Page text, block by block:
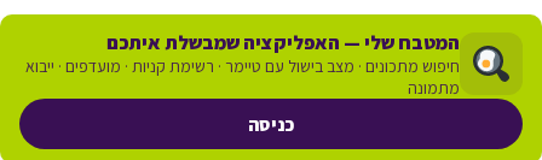
המטבח שלי — האפליקציה שמבשלת איתכם
חיפוש מתכונים · מצב בישול עם טיימר · רשימת קניות · מועדפים · ייבוא
מתמונה
כניסה